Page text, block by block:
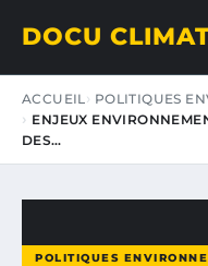
DOCU
ACCUEIL
POLITIQUES
ENJEUX
DES…
POLITIQUES